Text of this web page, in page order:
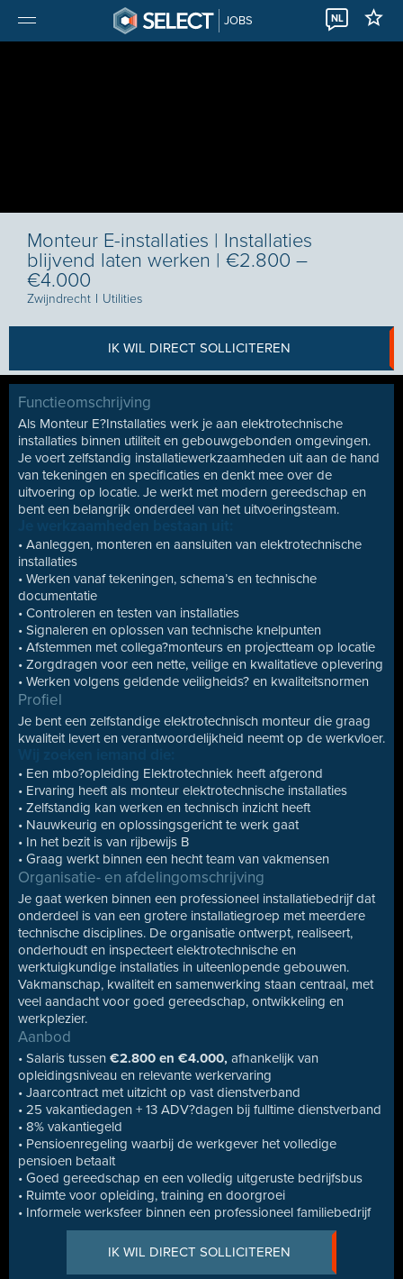
JOBS NL
Monteur E-installaties | Installaties
blijvend laten werken | €2.800 –
€4.000
Zwijndrecht I Utilities
IK WIL DIRECT SOLLICITEREN
Functieomschrijving
Als Monteur E?Installaties werk je aan elektrotechnische
installaties binnen utiliteit en gebouwgebonden omgevingen.
Je voert zelfstandig installatiewerkzaamheden uit aan de hand
van tekeningen en specificaties en denkt mee over de
uitvoering op locatie. Je werkt met modern gereedschap en
bent een belangrijk onderdeel van het uitvoeringsteam.
• Aanleggen, monteren en aansluiten van elektrotechnische
installaties
• Werken vanaf tekeningen, schema’s en technische
documentatie
• Controleren en testen van installaties
• Signaleren en oplossen van technische knelpunten
• Afstemmen met collega?monteurs en projectteam op locatie
• Zorgdragen voor een nette, veilige en kwalitatieve oplevering
• Werken volgens geldende veiligheids? en kwaliteitsnormen
Profiel
Je bent een zelfstandige elektrotechnisch monteur die graag
kwaliteit levert en verantwoordelijkheid neemt op de werkvloer.
• Een mbo?opleiding Elektrotechniek heeft afgerond
• Ervaring heeft als monteur elektrotechnische installaties
• Zelfstandig kan werken en technisch inzicht heeft
• Nauwkeurig en oplossingsgericht te werk gaat
• In het bezit is van rijbewijs B
• Graag werkt binnen een hecht team van vakmensen
Organisatie- en afdelingomschrijving
Je gaat werken binnen een professioneel installatiebedrijf dat
onderdeel is van een grotere installatiegroep met meerdere
technische disciplines. De organisatie ontwerpt, realiseert,
onderhoudt en inspecteert elektrotechnische en
werktuigkundige installaties in uiteenlopende gebouwen.
Vakmanschap, kwaliteit en samenwerking staan centraal, met
veel aandacht voor goed gereedschap, ontwikkeling en
werkplezier.
Aanbod
• Salaris tussen €2.800 en €4.000, afhankelijk van
opleidingsniveau en relevante werkervaring
• Jaarcontract met uitzicht op vast dienstverband
• 25 vakantiedagen + 13 ADV?dagen bij fulltime dienstverband
• 8% vakantiegeld
• Pensioenregeling waarbij de werkgever het volledige
pensioen betaalt
• Goed gereedschap en een volledig uitgeruste bedrijfsbus
• Ruimte voor opleiding, training en doorgroei
• Informele werksfeer binnen een professioneel familiebedrijf
IK WIL DIRECT SOLLICITEREN